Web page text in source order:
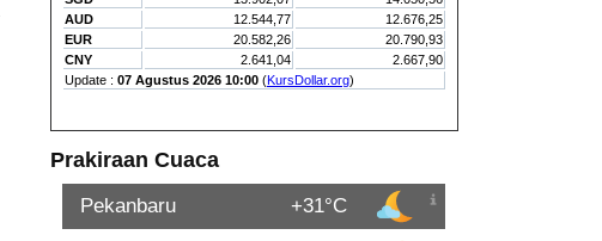
Prakiraan Cuaca
Pekanbaru
+31°C